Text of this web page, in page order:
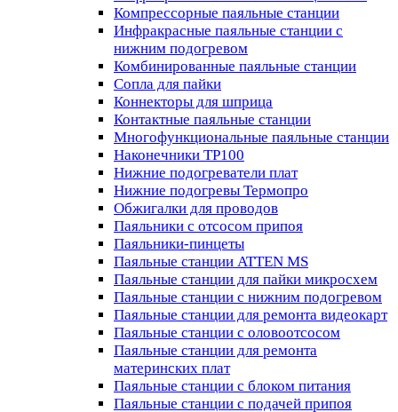
Компрессорные паяльные станции
Инфракрасные паяльные станции с
нижним подогревом
Комбинированные паяльные станции
Сопла для пайки
Коннекторы для шприца
Контактные паяльные станции
Многофункциональные паяльные станции
Наконечники TP100
Нижние подогреватели плат
Нижние подогревы Термопро
Обжигалки для проводов
Паяльники с отсосом припоя
Паяльники-пинцеты
Паяльные станции ATTEN MS
Паяльные станции для пайки микросхем
Паяльные станции с нижним подогревом
Паяльные станции для ремонта видеокарт
Паяльные станции с оловоотсосом
Паяльные станции для ремонта
материнских плат
Паяльные станции с блоком питания
Паяльные станции с подачей припоя